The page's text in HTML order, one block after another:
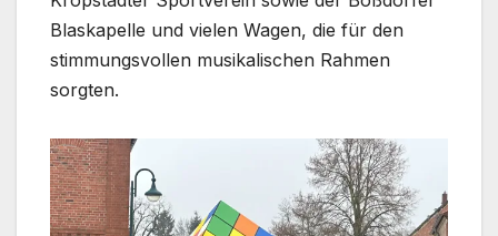
Blaskapelle und vielen Wagen, die für den
stimmungsvollen musikalischen Rahmen
sorgten.